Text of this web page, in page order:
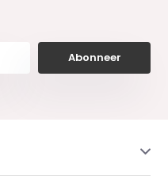
Abonneer